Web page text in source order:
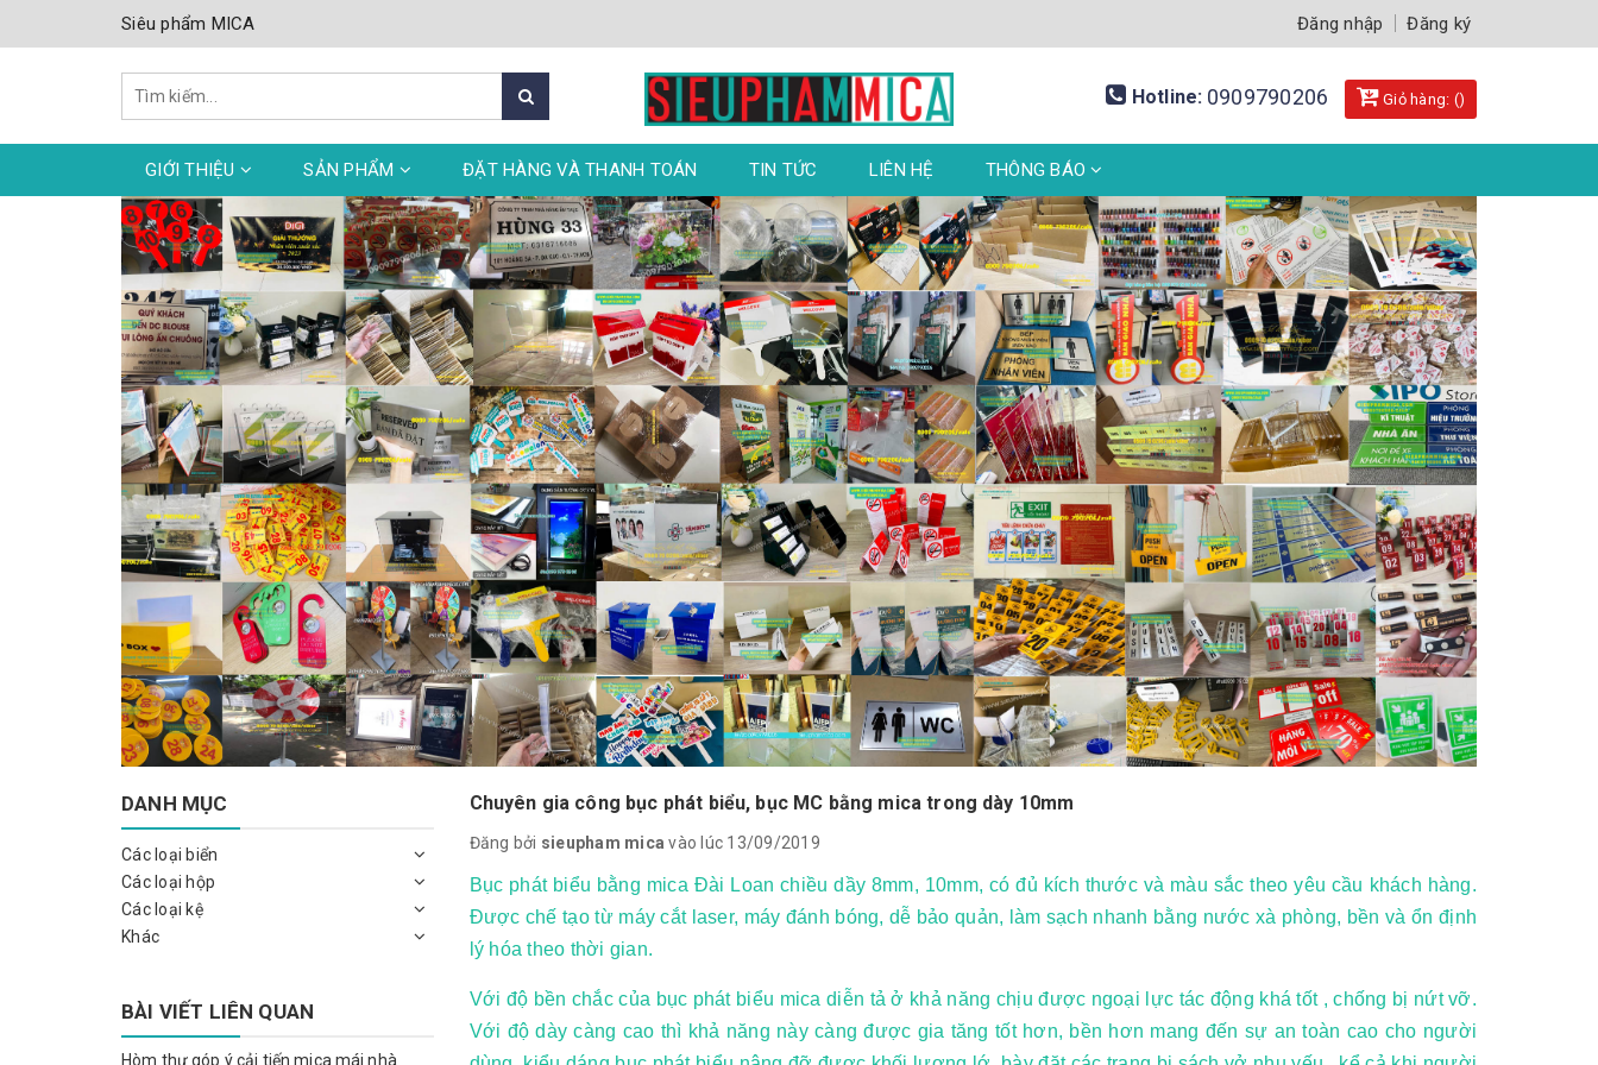
Siêu phẩm MICA Đăng nhập Đăng ký
Hotline: 0909790206 Giỏ hàng: ()
GIỚI THIỆU SẢN PHẨM ĐẶT HÀNG VÀ THANH TOÁN TIN TỨC LIÊN HỆ THÔNG BÁO
Chuyên gia công bục phát biểu, bục MC bằng mica trong dày 10mm
Đăng bởi sieupham mica vào lúc 13/09/2019
Bục phát biểu bằng mica Đài Loan chiều dầy 8mm, 10mm, có đủ kích thước và màu sắc theo yêu cầu khách hàng.
Được chế tạo từ máy cắt laser, máy đánh bóng, dễ bảo quản, làm sạch nhanh bằng nước xà phòng, bền và ổn định
lý hóa theo thời gian.
Với độ bền chắc của bục phát biểu mica diễn tả ở khả năng chịu được ngoại lực tác động khá tốt , chống bị nứt vỡ.
Với độ dày càng cao thì khả năng này càng được gia tăng tốt hơn, bền hơn mang đến sự an toàn cao cho người
DANH MỤC
Các loại biển
Các loại hộp
Các loại kệ
Khác
BÀI VIẾT LIÊN QUAN
Hòm thư góp ý cải tiến mica mái nhà